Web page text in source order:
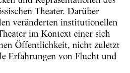
Theater. Darüber
veränderten institutionellen
im Kontext einer sich
Öffentlichkeit, nicht zuletzt
Erfahrungen von Flucht und